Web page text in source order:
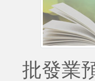
批發業